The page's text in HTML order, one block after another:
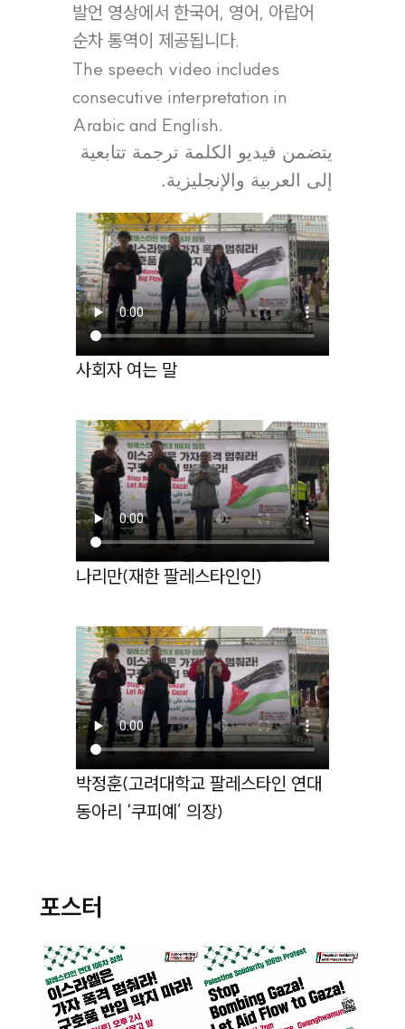
발언 영상에서 한국어, 영어, 아랍어
순차 통역이 제공됩니다.
The speech video includes
consecutive interpretation in
Arabic and English.
يتضمن فيديو الكلمة ترجمة تتابعية
إلى العربية والإنجليزية.
사회자 여는 말
나리만(재한 팔레스타인인)
박정훈(고려대학교 팔레스타인 연대
동아리 ‘쿠피예’ 의장)
포스터